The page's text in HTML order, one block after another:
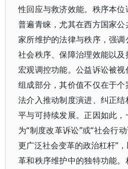
性回应与救济效能。秩序本
普遍青睐，尤其在西方国家
家所维护的法律与秩序，强
社会秩序、保障治理效能以
宏观调控功能。公益诉讼被
组成部分，其价值不仅在于
法介入推动制度演进、纠正
平与可持续发展。正因如此
为“制度改革诉讼”或“社会行
更广泛社会变革的政治杠杆”
革和秩序维护中的独特功能